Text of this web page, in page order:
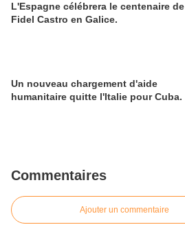
L'Espagne célébrera le centenaire de
Fidel Castro en Galice.
Un nouveau chargement d'aide
humanitaire quitte l'Italie pour Cuba.
Commentaires
Ajouter un commentaire